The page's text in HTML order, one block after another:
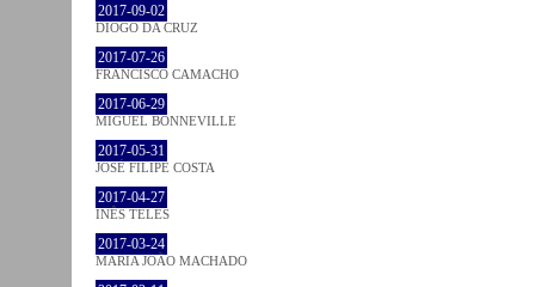
2017-09-02
DIOGO DA CRUZ
2017-07-26
FRANCISCO CAMACHO
2017-06-29
MIGUEL BONNEVILLE
2017-05-31
JOSÉ FILIPE COSTA
2017-04-27
INÊS TELES
2017-03-24
MARIA JOÃO MACHADO